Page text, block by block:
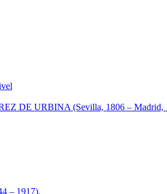
DE URBINA (Sevilla, 1806 – Madrid,
– 1917).